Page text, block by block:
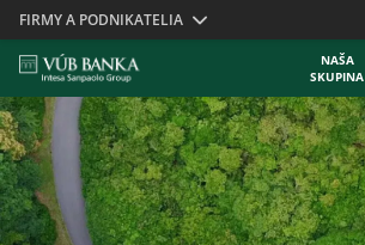
Skiplinks
FIRMY A PODNIKATELIA
NAŠA
SKUPINA